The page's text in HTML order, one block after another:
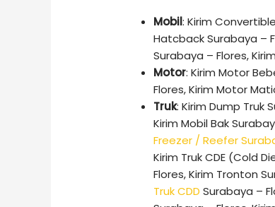
Mobil: Kirim
Hatcback Surabaya –
Surabaya – Flores,
Motor: Kirim Motor
Flores, Kirim Motor
Truk: Kirim Dump Truk
Kirim Mobil Bak
Freezer / Reefer
Kirim Truk CDE (Cold
Flores, Kirim Tronton
Truk CDD Surabaya –